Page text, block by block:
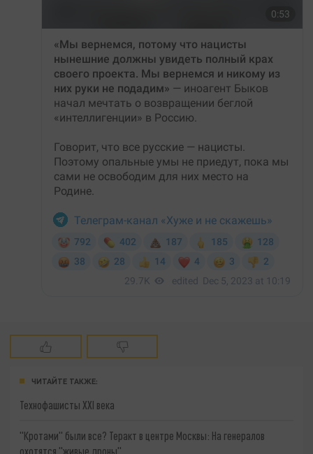
ЧИТАЙТЕ ТАКЖЕ:
Технофашисты XXI века
"Кротами" были все? Теракт в центре Москвы: На генералов
охотятся "живые дроны"